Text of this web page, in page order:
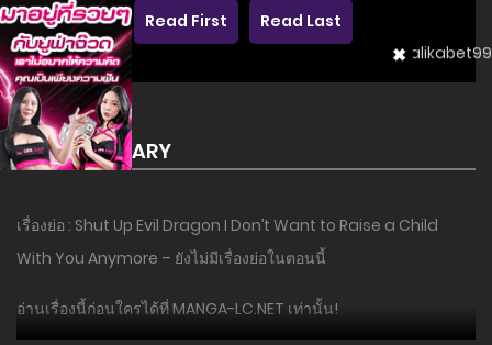
Read First Read Last
SUMMARY
เรื่องย่อ : Shut Up Evil Dragon I Don’t Want to Raise a Child
With You Anymore – ยังไม่มีเรื่องย่อในตอนนี้
อ่านเรื่องนี้ก่อนใครได้ที่ MANGA-LC.NET เท่านั้น!